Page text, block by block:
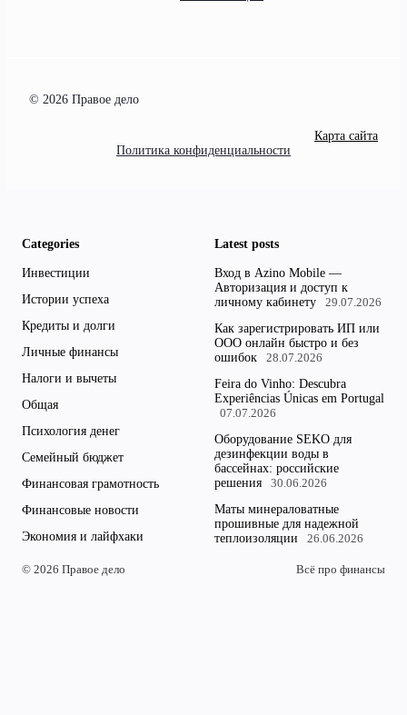
© 2026 Правое дело
Карта сайта
Политика конфиденциальности
Categories
Инвестиции
Истории успеха
Кредиты и долги
Личные финансы
Налоги и вычеты
Общая
Психология денег
Семейный бюджет
Финансовая грамотность
Финансовые новости
Экономия и лайфхаки
Latest posts
Вход в Azino Mobile —
Авторизация и доступ к
личному кабинету
29.07.2026
Как зарегистрировать ИП или
ООО онлайн быстро и без
ошибок
28.07.2026
Feira do Vinho: Descubra
Experiências Únicas em Portugal
07.07.2026
Оборудование SEKO для
дезинфекции воды в
бассейнах: российские
решения
30.06.2026
Маты минераловатные
прошивные для надежной
теплоизоляции
26.06.2026
© 2026 Правое дело Всё про финансы